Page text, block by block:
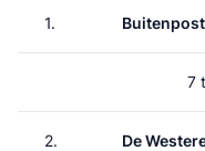
1. Buitenpost
7
2. De